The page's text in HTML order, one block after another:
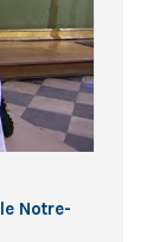
Notre-